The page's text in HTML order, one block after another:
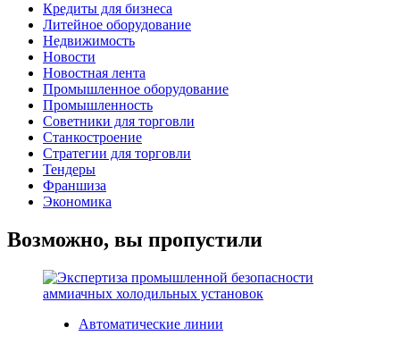
Кредиты для бизнеса
Литейное оборудование
Недвижимость
Новости
Новостная лента
Промышленное оборудование
Промышленность
Советники для торговли
Станкостроение
Стратегии для торговли
Тендеры
Франшиза
Экономика
Возможно, вы пропустили
Автоматические линии